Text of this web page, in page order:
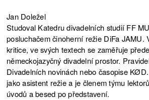
Jan Doležel
Studoval Katedru divadelních studií FF
posluchačem činoherní režie DiFa JAMU.
kritice, ve svých textech se zaměřuje
německojazyčný divadelní prostor.
Divadelních novinách nebo časopise
jako asistent režie a je členem týmu
úvodů a besed po představení.